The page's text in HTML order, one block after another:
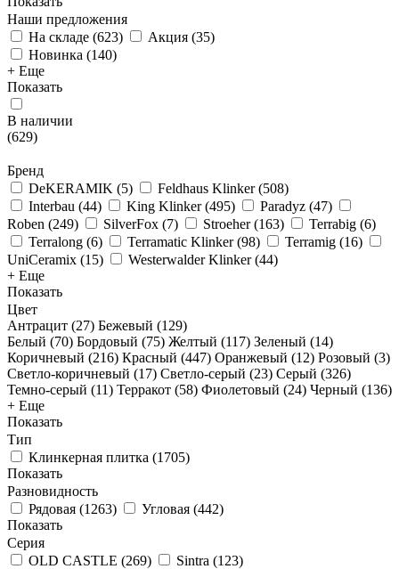
Наши предложения
На складе (623) Акция (35)
Новинка (140)
+ Еще
Показать
В наличии
(629)
Бренд
DeKERAMIK (5) Feldhaus Klinker(508)
Interbau (44) King Klinker(495) Paradyz (47)
Roben (249) SilverFox (7) Stroeher(163) Terrabig (6)
Terralong (6) Terramatic Klinker(98) Terramig (16)
UniCeramix (15) Westerwalder Klinker(44)
+ Еще
Показать
Цвет
Антрацит (27) Бежевый (129)
Белый (70) Бордовый (75) Желтый (117) Зеленый (14)
Коричневый (216) Красный (447) Оранжевый (12) Розовый (3)
Светло-коричневый (17) Светло-серый (23) Серый (326)
Темно-серый (11) Терракот (58) Фиолетовый (24) Черный (136)
+ Еще
Показать
Тип
Клинкерная плитка (1705)
Показать
Разновидность
Рядовая (1263) Угловая (442)
Показать
Серия
OLD CASTLE (269) Sintra (123)